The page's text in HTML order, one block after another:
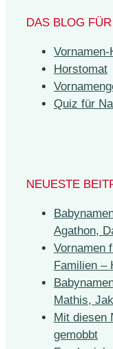
DAS BLOG
Horstomat
Quiz für
NEUESTE
Agathon,
Vornamen
Familien –
Mathis,
Mit diesen
gemobbt